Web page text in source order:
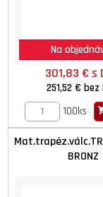
Na
301,83 €s
251,52 €bez
100ks
BRONZ